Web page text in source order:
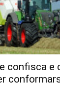
confisca e